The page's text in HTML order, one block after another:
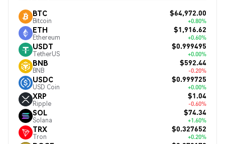
BTC
Bitcoin
$64,972.00
+0.80%
ETH
Ethereum
$1,916.62
+0.60%
USDT
TetherUS
$0.999495
+0.00%
BNB
BNB
$592.44
-0.20%
USDC
USD Coin
$0.999725
+0.00%
XRP
Ripple
$1.04
-0.60%
SOL
Solana
$74.34
+1.60%
TRX
Tron
$0.327652
+0.20%